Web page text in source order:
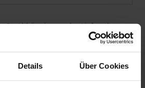
Details Über Cookies
Abhängig von der Lieferadresse
Kasse variieren.
In den Warenkorb
hinzufügen